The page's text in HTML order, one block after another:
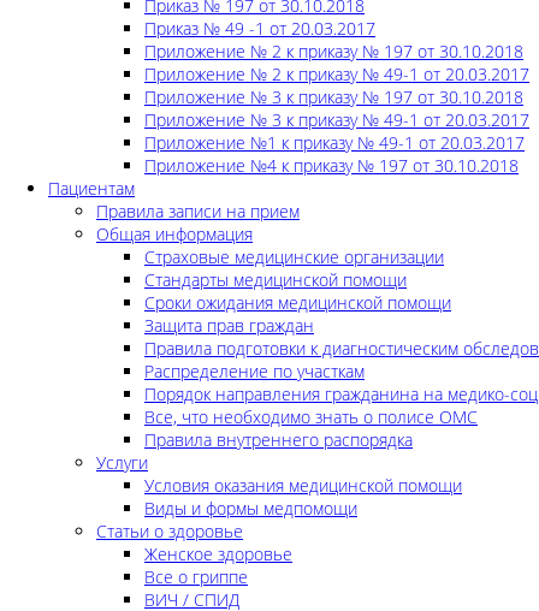
Приказ № 197 от 30.10.2018
Приказ № 49 -1 от 20.03.2017
Приложение № 2 к приказу № 197 от 30.10.2018
Приложение № 2 к приказу № 49-1 от 20.03.2017
Приложение № 3 к приказу № 197 от 30.10.2018
Приложение № 3 к приказу № 49-1 от 20.03.2017
Приложение №1 к приказу № 49-1 от 20.03.2017
Приложение №4 к приказу № 197 от 30.10.2018
Пациентам
Правила записи на прием
Общая информация
Страховые медицинские организации
Стандарты медицинской помощи
Сроки ожидания медицинской помощи
Защита прав граждан
Правила подготовки к диагностическим
Распределение по участкам
Порядок направления гражданина на медико-
Все, что необходимо знать о полисе ОМС
Правила внутреннего распорядка
Услуги
Условия оказания медицинской помощи
Виды и формы медпомощи
Статьи о здоровье
Женское здоровье
Все о гриппе
ВИЧ / СПИД